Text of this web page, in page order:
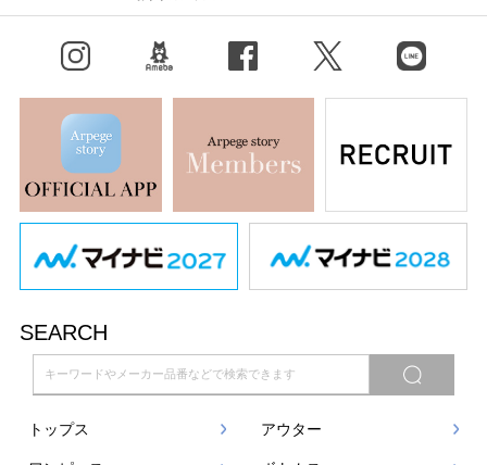
X（旧Twitter） LINE
SEARCH
トップス アウター